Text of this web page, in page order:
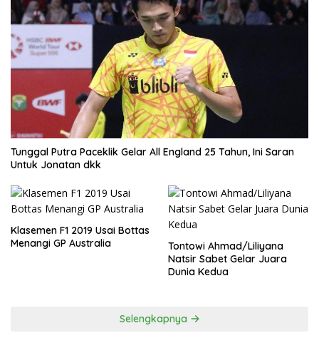
Tunggal Putra Paceklik Gelar All England 25 Tahun, Ini Saran
Untuk Jonatan dkk
Klasemen F1 2019 Usai Bottas
Menangi GP Australia
Tontowi Ahmad/Liliyana
Natsir Sabet Gelar Juara
Dunia Kedua
Selengkapnya